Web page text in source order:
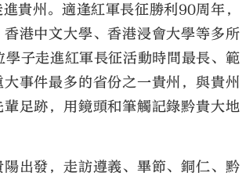
貴州。適逢紅軍長征勝利90周年，
港中文大學、香港浸會大學等多所
學子走進紅軍長征活動時間最長、範
事件最多的省份之一貴州，與貴州
足跡，用鏡頭和筆觸記錄黔貴大地
出發，走訪遵義、畢節、銅仁、黔